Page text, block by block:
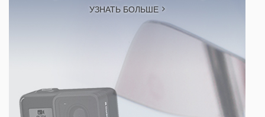
УЗНАТЬ БОЛЬШЕ